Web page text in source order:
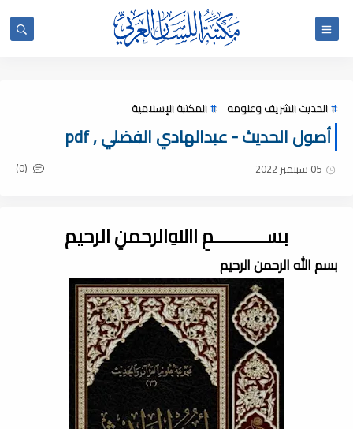
الحديث الشريف وعلومه المكتبة الإسلامية
أصول الحديث - عبدالهادي الفضلي , pdf
05 سبتمبر 2022 (0)
بســـــــــــمِ اﷲِالرحمنِ الرحيم
بسم الله الرحمن الرحيم